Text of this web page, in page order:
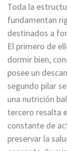
Toda la
fundamentan
destinados a
El primero de
dormir bien,
posee un
segundo pilar
una nutrición
tercero resalta
constante de
preservar la